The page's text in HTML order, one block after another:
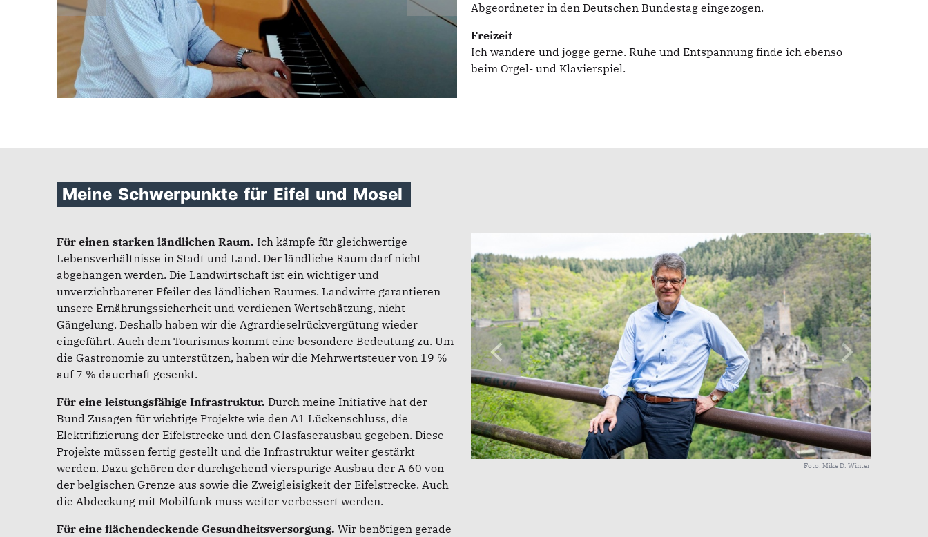
Abgeordneter in den Deutschen Bundestag eingezogen.
Freizeit
Ich wandere und jogge gerne. Ruhe und Entspannung finde ich ebenso
beim Orgel- und Klavierspiel.
Meine Schwerpunkte für Eifel und Mosel
Foto: Mike D. Winter
Für einen starken ländlichen Raum. Ich kämpfe für gleichwertige
Lebensverhältnisse in Stadt und Land. Der ländliche Raum darf nicht
abgehangen werden. Die Landwirtschaft ist ein wichtiger und
unverzichtbarerer Pfeiler des ländlichen Raumes. Landwirte garantieren
unsere Ernährungssicherheit und verdienen Wertschätzung, nicht
Gängelung. Deshalb haben wir die Agrardieselrückvergütung wieder
eingeführt. Auch dem Tourismus kommt eine besondere Bedeutung zu. Um
die Gastronomie zu unterstützen, haben wir die Mehrwertsteuer von 19 %
auf 7 % dauerhaft gesenkt.
Für eine leistungsfähige Infrastruktur. Durch meine Initiative hat der
Bund Zusagen für wichtige Projekte wie den A1 Lückenschluss, die
Elektrifizierung der Eifelstrecke und den Glasfaserausbau gegeben. Diese
Projekte müssen fertig gestellt und die Infrastruktur weiter gestärkt
werden. Dazu gehören der durchgehend vierspurige Ausbau der A 60 von
der belgischen Grenze aus sowie die Zweigleisigkeit der Eifelstrecke. Auch
die Abdeckung mit Mobilfunk muss weiter verbessert werden.
Für eine flächendeckende Gesundheitsversorgung. Wir benötigen gerade